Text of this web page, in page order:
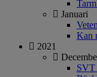
Januari
Kan
2021
SVT